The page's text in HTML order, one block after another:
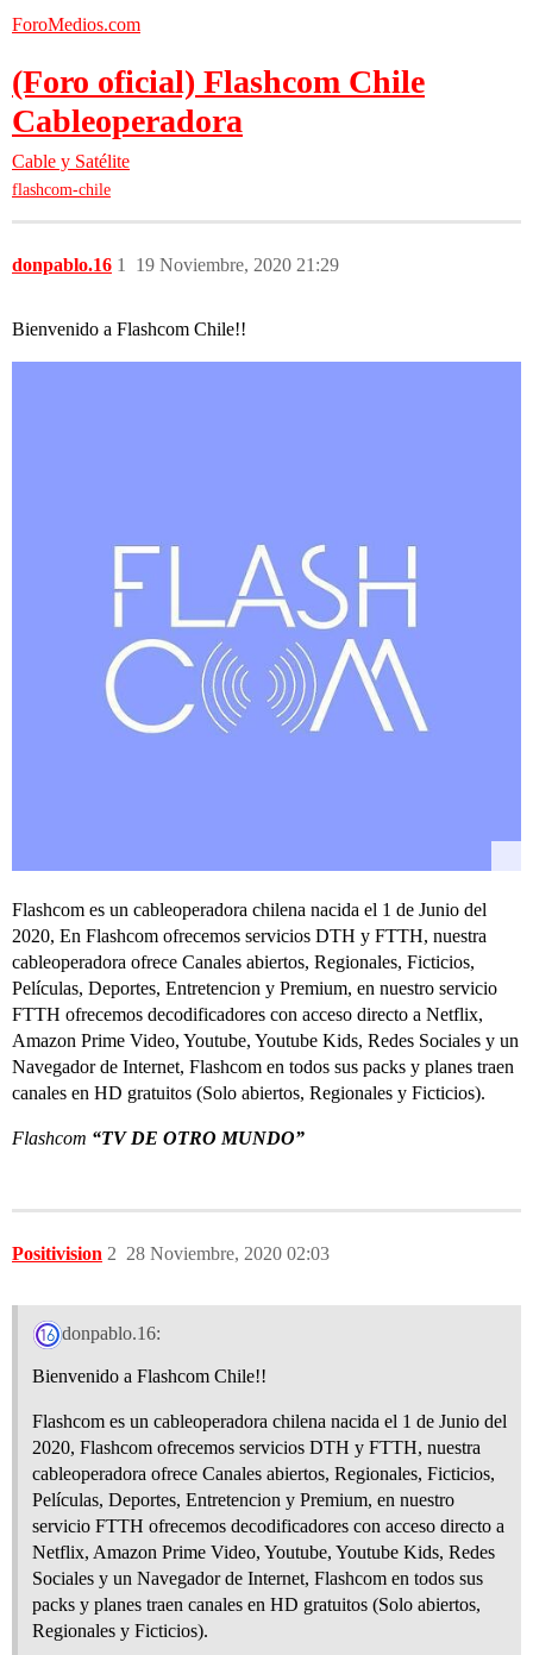
ForoMedios.com
(Foro oficial) Flashcom Chile
Cableoperadora
Cable y Satélite
flashcom-chile
donpablo.16 19 Noviembre, 2020 21:29
1
Bienvenido a Flashcom Chile!!
Flashcom es un cableoperadora chilena nacida el 1 de Junio del
2020, En Flashcom ofrecemos servicios DTH y FTTH, nuestra
cableoperadora ofrece Canales abiertos, Regionales, Ficticios,
Películas, Deportes, Entretencion y Premium, en nuestro servicio
FTTH ofrecemos decodificadores con acceso directo a Netflix,
Amazon Prime Video, Youtube, Youtube Kids, Redes Sociales y un
Navegador de Internet, Flashcom en todos sus packs y planes traen
canales en HD gratuitos (Solo abiertos, Regionales y Ficticios).
Flashcom “TV DE OTRO MUNDO”
Positivision 28 Noviembre, 2020 02:03
2
donpablo.16:
Bienvenido a Flashcom Chile!!
Flashcom es un cableoperadora chilena nacida el 1 de Junio del
2020, Flashcom ofrecemos servicios DTH y FTTH, nuestra
cableoperadora ofrece Canales abiertos, Regionales, Ficticios,
Películas, Deportes, Entretencion y Premium, en nuestro
servicio FTTH ofrecemos decodificadores con acceso directo a
Netflix, Amazon Prime Video, Youtube, Youtube Kids, Redes
Sociales y un Navegador de Internet, Flashcom en todos sus
packs y planes traen canales en HD gratuitos (Solo abiertos,
Regionales y Ficticios).